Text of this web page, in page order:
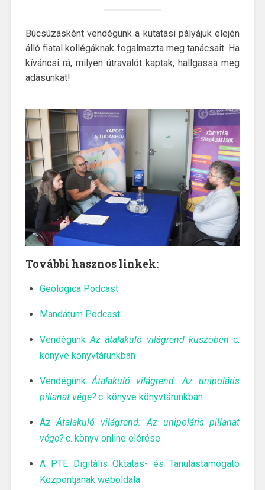
Búcsúzásként vendégünk a kutatási pályájuk elején
álló fiatal kollégáknak fogalmazta meg tanácsait. Ha
kíváncsi rá, milyen útravalót kaptak, hallgassa meg
adásunkat!
További hasznos linkek:
Geologica Podcast
Mandátum Podcast
VendégünkAz átalakuló világrend küszöbén c.
könyve könyvtárunkban
VendégünkÁtalakuló világrend: Az unipoláris
pillanat vége?c. könyve könyvtárunkban
AzÁtalakuló világrend: Az unipoláris pillanat
vége?c. könyv online elérése
A PTE Digitális Oktatás- és Tanulástámogató
Központjának weboldala